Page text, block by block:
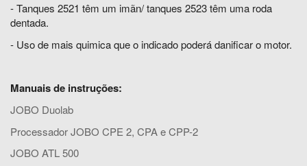
- Tanques 2521 têm um imãn/ tanques 2523 têm uma roda
dentada.
- Uso de mais quimica que o indicado poderá danificar o motor.
Manuais de instruções:
JOBO Duolab
Processador JOBO CPE 2, CPA e CPP-2
JOBO ATL 500